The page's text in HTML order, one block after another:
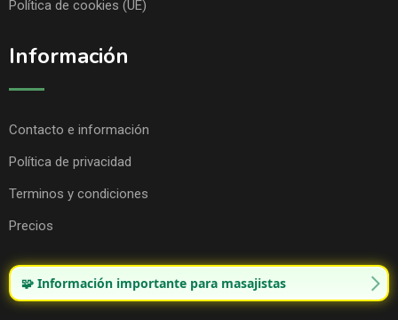
Política de cookies (UE)
Información
Contacto e información
Política de privacidad
Terminos y condiciones
Precios
🧩 Información importante para masajistas